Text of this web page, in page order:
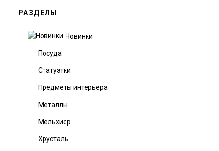
РАЗДЕЛЫ
Новинки
Посуда
Статуэтки
Предметы интерьера
Металлы
Мельхиор
Хрусталь